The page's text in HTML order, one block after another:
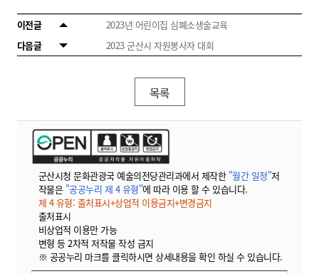
이전글
2023년 어린이집 심폐소생술교육
다음글
2023 군산시 자원봉사자 대회
목록
군산시청 문화관광국 예술의전당관리과에서 제작한 "월간 일정"저
작물은 "공공누리 제 4 유형"에 따라 이용 할 수 있습니다.
제 4 유형: 출처표시+상업적 이용금지+변경금지
출처표시
비상업적 이용만 가능
변형 등 2차적 저작물 작성 금지
※ 공공누리 마크를 클릭하시면 상세내용을 확인 하실 수 있습니다.